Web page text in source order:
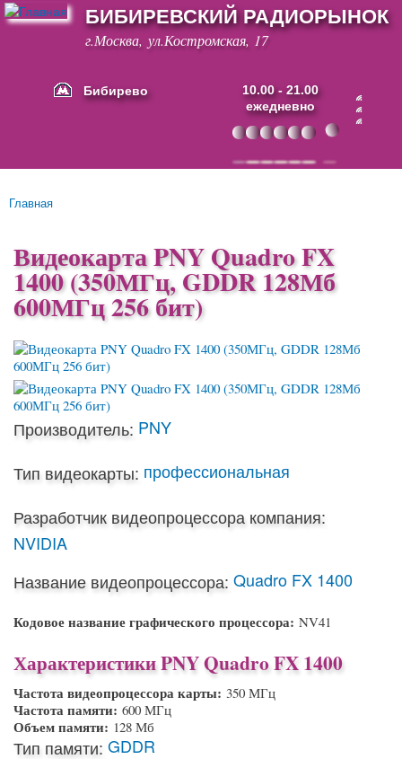
Перейти к
основному
содержанию
БИБИРЕВСКИЙ РАДИОРЫНОК
г.Москва, ул.Костромская, 17
Бибирево
10.00 - 21.00
ежедневно
Основные ссылки
Вы здесь
Главная
Видеокарта PNY Quadro FX
1400 (350МГц, GDDR 128Мб
600МГц 256 бит)
Производитель: PNY
Тип видеокарты: профессиональная
Разработчик видеопроцессора компания:
NVIDIA
Название видеопроцессора: Quadro FX 1400
Кодовое название графического процессора: NV41
Характеристики PNY Quadro FX 1400
Частота видеопроцессора карты: 350 МГц
Частота памяти: 600 МГц
Объем памяти: 128 Мб
Тип памяти: GDDR